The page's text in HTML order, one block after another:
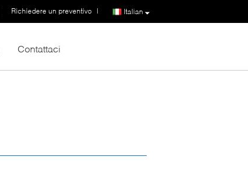
Italian
Richiedere un preventivo |
Contattaci